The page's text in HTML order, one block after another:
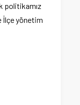
politikamız
İlçe yönetim